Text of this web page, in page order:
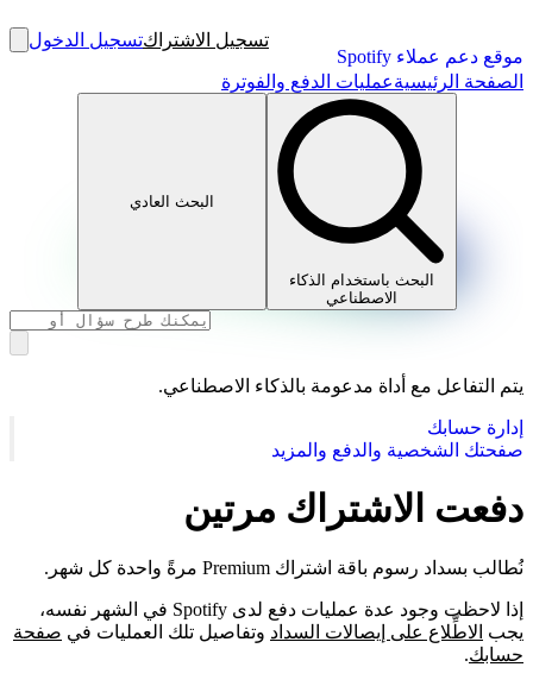
موقع دعم عملاء Spotify
تسجيل الاشتراكتسجيل الدخول
الصفحة الرئيسيةعمليات الدفع والفوترة
البحث باستخدام الذكاء
الاصطناعي
البحث العادي
يتم التفاعل مع أداة مدعومة بالذكاء الاصطناعي.
إدارة حسابك
صفحتك الشخصية والدفع والمزيد
دفعت الاشتراك مرتين
نُطالب بسداد رسوم باقة اشتراك Premium مرةً واحدة كل شهر.
إذا لاحظت وجود عدة عمليات دفع لدى Spotify في الشهر نفسه،
يجب الاطِّلاع على إيصالات السداد وتفاصيل تلك العمليات في صفحة
حسابك.